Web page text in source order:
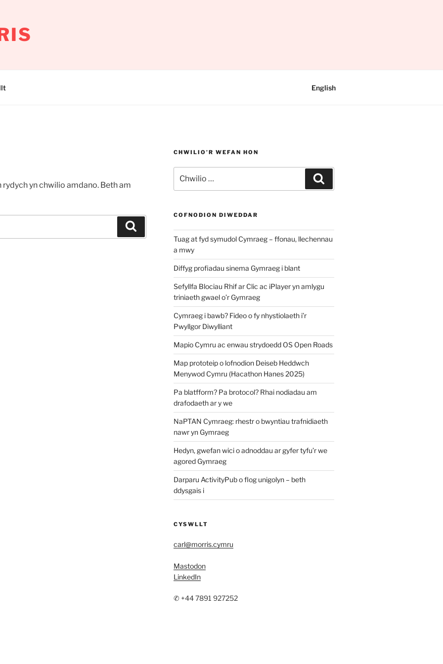
English
yn chwilio amdano. Beth am
CHWILIO’R WEFAN HON
am:
COFNODION DIWEDDAR
Tuag at fyd symudol Cymraeg – ffonau, llechennau
a mwy
Diffyg profiadau sinema Gymraeg i blant
Sefyllfa Blociau Rhif ar Clic ac iPlayer yn amlygu
triniaeth gwael o’r Gymraeg
Cymraeg i bawb? Fideo o fy nhystiolaeth i’r
Pwyllgor Diwylliant
Mapio Cymru ac enwau strydoedd OS Open Roads
Map prototeip o lofnodion Deiseb Heddwch
Menywod Cymru (Hacathon Hanes 2025)
Pa blatfform? Pa brotocol? Rhai nodiadau am
drafodaeth ar y we
NaPTAN Cymraeg: rhestr o bwyntiau trafnidiaeth
nawr yn Gymraeg
Hedyn, gwefan wici o adnoddau ar gyfer tyfu’r we
agored Gymraeg
Darparu ActivityPub o flog unigolyn – beth
ddysgais i
CYSWLLT
carl@morris.cymru
Mastodon
LinkedIn
✆ +44 7891 927252